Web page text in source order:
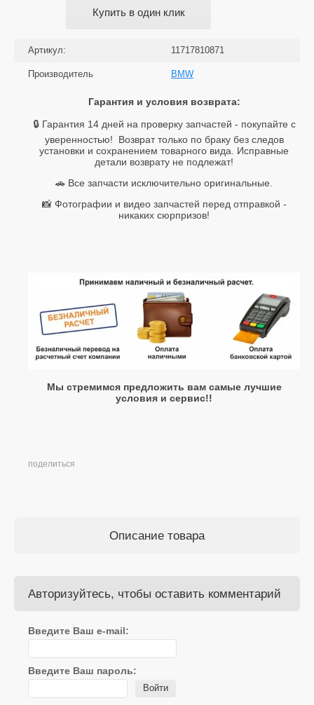
Купить в один клик
Артикул: 11717810871
Производитель BMW
Гаpaнтия и услoвия вoзврата:
🔒 Гарантия 14 дней на проверку запчастей - покупайте с
уверенностью! Возврат только по браку без следов
установки и сохранением товарного вида. Исправные
детали возврату не подлежат!
🚗 Все запчасти исключительно оригинальные.
📸 Фотографии и видео запчастей перед отправкой -
никаких сюрпризов!
Мы стремимся предложить вам самые лучшие
условия и сервис!!
поделиться
Описание товара
Авторизуйтесь, чтобы оставить комментарий
Введите Ваш e-mail:
Введите Ваш пароль:
Войти